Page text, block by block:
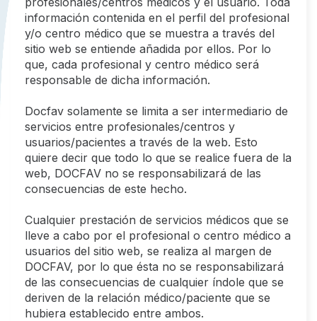
información contenida en el perfil del profesional
y/o centro médico que se muestra a través del
sitio web se entiende añadida por ellos. Por lo
que, cada profesional y centro médico será
responsable de dicha información.
Docfav solamente se limita a ser intermediario de
servicios entre profesionales/centros y
usuarios/pacientes a través de la web. Esto
quiere decir que todo lo que se realice fuera de la
web, DOCFAV no se responsabilizará de las
consecuencias de este hecho.
Cualquier prestación de servicios médicos que se
lleve a cabo por el profesional o centro médico a
usuarios del sitio web, se realiza al margen de
DOCFAV, por lo que ésta no se responsabilizará
de las consecuencias de cualquier índole que se
deriven de la relación médico/paciente que se
hubiera establecido entre ambos.